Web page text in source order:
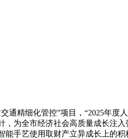
细化管控”项目，“2025年度
为全市经济社会高质量成长注
手艺使用取财产立异成长上的积